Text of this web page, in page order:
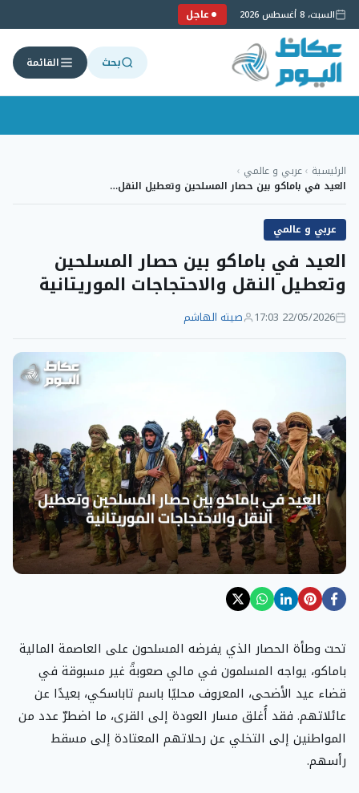
السبت، 8 أغسطس 2026 عاجل
بحث القائمة
إلى
المحتوى
الرئيسية ›عربي و عالمي ›
العيد في باماكو بين حصار المسلحين وتعطيل النقل…
عربي و عالمي
العيد في باماكو بين حصار المسلحين
وتعطيل النقل والاحتجاجات الموريتانية
22/05/2026 17:03 صيته الهاشم
تحت وطأة الحصار الذي يفرضه المسلحون على العاصمة المالية
باماكو، يواجه المسلمون في مالي صعوبةً غير مسبوقة في
قضاء عيد الأضحى، المعروف محليًا باسم تاباسكي، بعيدًا عن
عائلاتهم. فقد أُغلق مسار العودة إلى القرى، ما اضطرّ عدد من
المواطنين إلى التخلي عن رحلاتهم المعتادة إلى مسقط
رأسهم.